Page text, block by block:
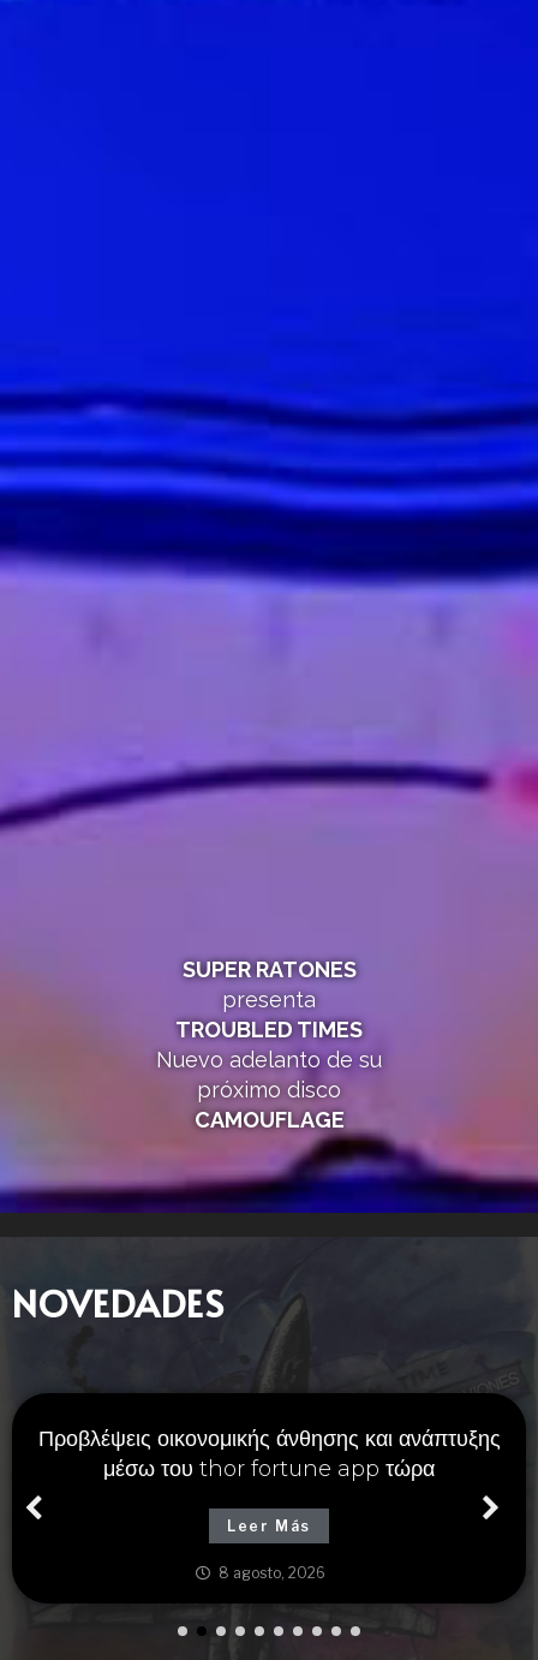
SUPER RATONES
presenta
TROUBLED TIMES
Nuevo adelanto de su
próximo disco
CAMOUFLAGE
NOVEDADES
Προβλέψεις οικονομικής άνθησης και ανάπτυξης
μέσω του thor fortune app τώρα
Leer Más
8 agosto, 2026